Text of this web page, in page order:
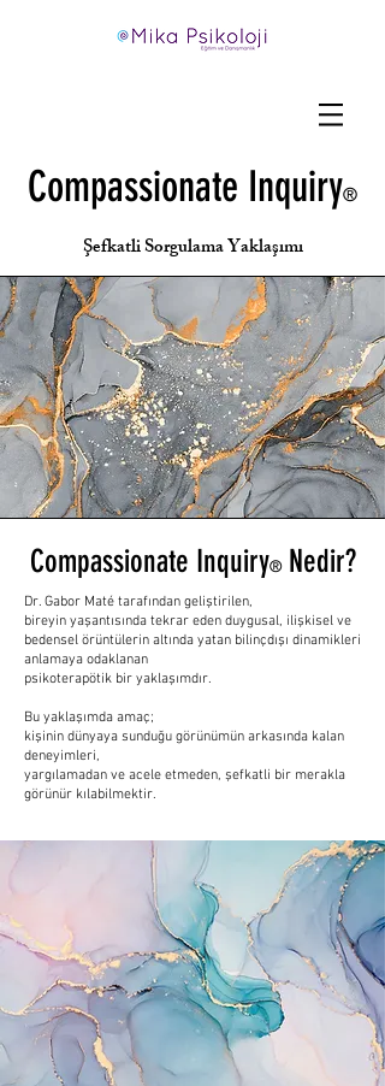
Compassionate Inquiry®
​Şefkatli Sorgulama Yaklaşımı
Compassionate Inquiry®Nedir?
Dr. Gabor Maté tarafından geliştirilen,
bireyin yaşantısında tekrar eden duygusal, ilişkisel ve
bedensel örüntülerin altında yatan bilinçdışı dinamikleri
anlamaya odaklanan
psikoterapötik bir yaklaşımdır.
Bu yaklaşımda amaç;
kişinin dünyaya sunduğu görünümün arkasında kalan
deneyimleri,
yargılamadan ve acele etmeden, şefkatli bir merakla
görünür kılabilmektir.